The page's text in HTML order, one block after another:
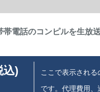
電話のコンピルを生放送
込)
ここで表示される
です。代理費用、